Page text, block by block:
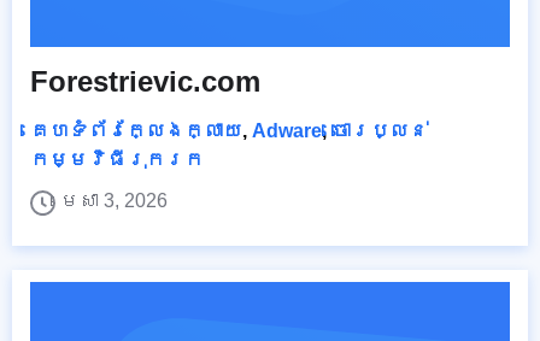
Forestrievic.com
គេហទំព័រក្លែងក្លាយ, Adware, ចោរប្លន់
កម្មវិធីរុករក
មេសា 3, 2026